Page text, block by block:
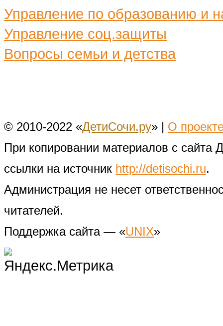
Управление по образованию и
Управление соц.защиты
Вопросы семьи и детства
© 2010-2022 «ДетиСочи.ру» | О
При копировании материалов с сайта
ссылки на источник http://detisochi.ru.
Администрация не несет
читателей.
Поддержка сайта — «UNIX»